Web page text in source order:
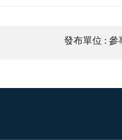
發布單位 : 參